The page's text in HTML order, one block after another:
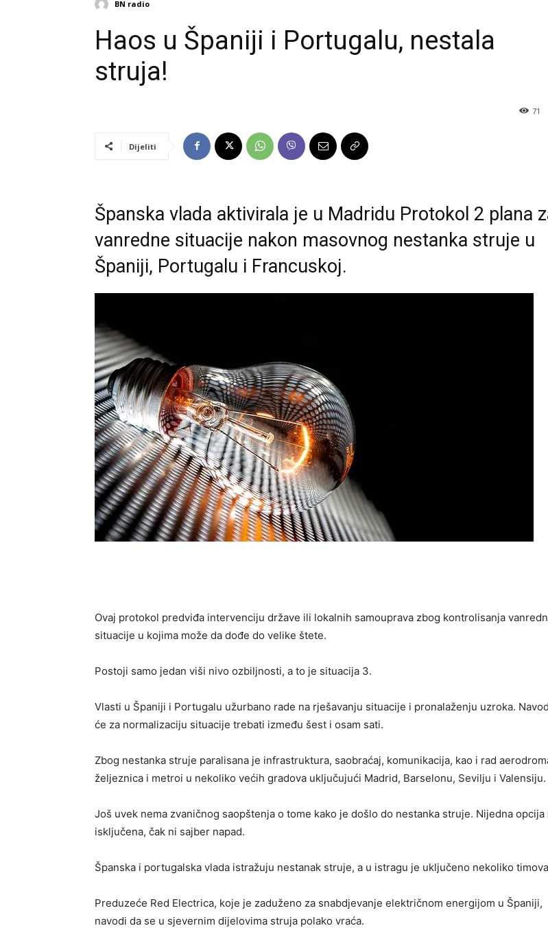
BN radio
Haos u Španiji i Portugalu, nestala
struja!
71
Dijeliti
Španska vlada aktivirala je u Madridu Protokol 2 plana
vanredne situacije nakon masovnog nestanka struje u
Španiji, Portugalu i Francuskoj.
Ovaj protokol predviđa intervenciju države ili lokalnih samouprava zbog kontrolisanja
situacije u kojima može da dođe do velike štete.
Postoji samo jedan viši nivo ozbiljnosti, a to je situacija 3.
Vlasti u Španiji i Portugalu užurbano rade na rješavanju situacije i pronalaženju uzroka.
će za normalizaciju situacije trebati između šest i osam sati.
Zbog nestanka struje paralisana je infrastruktura, saobraćaj, komunikacija, kao i rad
željeznica i metroi u nekoliko većih gradova uključujući Madrid, Barselonu, Sevilju i Valensiju.
Još uvek nema zvaničnog saopštenja o tome kako je došlo do nestanka struje. Nijedna opcija
isključena, čak ni sajber napad.
Španska i portugalska vlada istražuju nestanak struje, a u istragu je uključeno nekoliko
Preduzeće Red Electrica, koje je zaduženo za snabdjevanje električnom energijom u Španiji,
navodi da se u sjevernim dijelovima struja polako vraća.